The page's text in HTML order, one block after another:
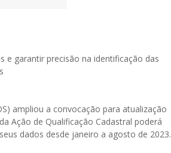
e garantir precisão na identificação das
ampliou a convocação para atualização
Ação de Qualificação Cadastral poderá
dados desde janeiro a agosto de 2023.